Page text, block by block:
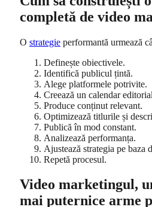
completă de video
O strategie performantă urmează
Definește obiectivele.
Identifică publicul țintă.
Alege platformele potrivite.
Creează un calendar
Produce conținut relevant.
Optimizează titlurile și
Publică în mod constant.
Analizează performanța.
Ajustează strategia pe baza
Repetă procesul.
Video marketingul,
mai puternice arme